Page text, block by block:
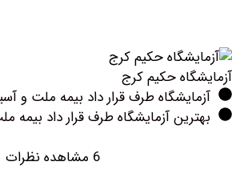
حکیم کرج
طرف قرار داد بیمه ملت و آسیا
آزمایشگاه طرف قرار داد بیمه ملت و